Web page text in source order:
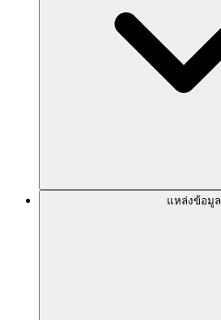
แหล่งข้อมูล